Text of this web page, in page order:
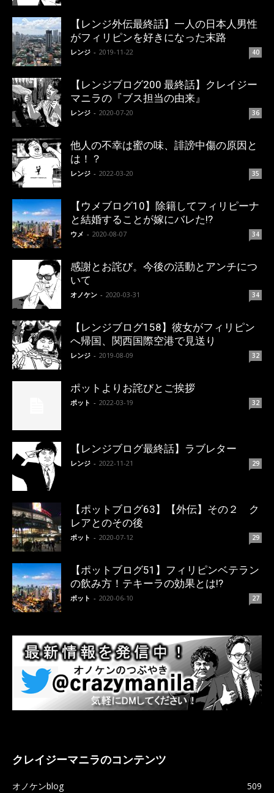
【レンジ外伝最終話】一人の日本人男性
がフィリピンを好きになった末路
レンジ - 2019-11-22 40
【レンジブログ200 最終話】クレイジー
マニラの『ブス担当の由来』
レンジ - 2020-07-20 36
他人の不幸は蜜の味、誹謗中傷の原因と
は！？
レンジ - 2022-03-20 35
【ウメブログ10】除籍してフィリピーナ
と結婚することが嫁にバレた!?
ウメ - 2020-08-07 34
感謝とお詫び。今後の活動とアンチにつ
いて
オノケン - 2020-03-31 34
【レンジブログ158】彼女がフィリピン
へ帰国、関西国際空港で見送り
レンジ - 2019-08-09 32
ポットよりお詫びとご挨拶
ポット - 2022-03-19 32
【レンジブログ最終話】ラブレター
レンジ - 2022-11-21 29
【ポットブログ63】【外伝】その２ ク
レアとのその後
ポット - 2020-07-12 29
【ポットブログ51】フィリピンベテラン
の飲み方！テキーラの効果とは!?
ポット - 2020-06-10 27
クレイジーマニラのコンテンツ
オノケンblog
509